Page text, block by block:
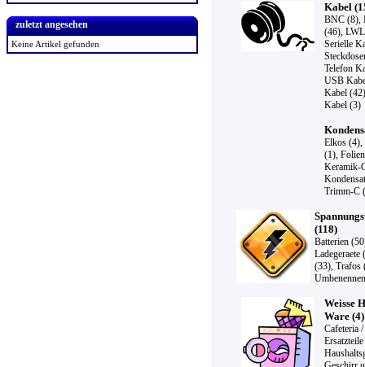
zuletzt angesehen
Keine Artikel gefunden
Kabel
BNC (8),
(46),
Serielle
Telefon
USB
Kabel (42)
Kabel (3)
Elkos (4),
(1),
Keramik-
Trimm-C
(118)
Batterien
Ladegeraete
(33), Trafos
Weisse
Ware (4)
Cafeteria